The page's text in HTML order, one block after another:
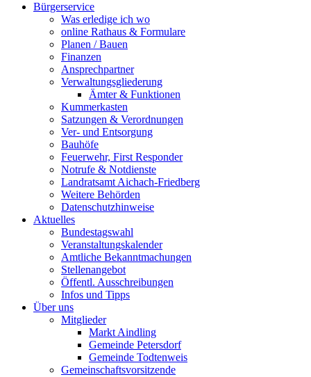
Bürgerservice
Was erledige ich wo
online Rathaus & Formulare
Planen / Bauen
Finanzen
Ansprechpartner
Verwaltungsgliederung
Ämter & Funktionen
Kummerkasten
Satzungen & Verordnungen
Ver- und Entsorgung
Bauhöfe
Feuerwehr, First Responder
Notrufe & Notdienste
Landratsamt Aichach-Friedberg
Weitere Behörden
Datenschutzhinweise
Aktuelles
Bundestagswahl
Veranstaltungskalender
Amtliche Bekanntmachungen
Stellenangebot
Öffentl. Ausschreibungen
Infos und Tipps
Über uns
Mitglieder
Markt Aindling
Gemeinde Petersdorf
Gemeinde Todtenweis
Gemeinschaftsvorsitzende